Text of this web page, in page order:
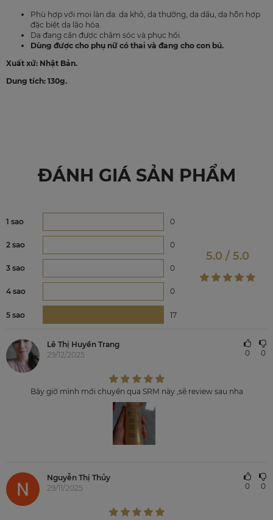
Phù hợp với mọi làn da: da khô, da thường, da dầu, da hỗn hợp
đặc biệt da lão hóa.
Da đang cần được chăm sóc và phục hồi.
Dùng được cho phụ nữ có thai và đang cho con bú.
Xuất xứ: Nhật Bản.
Dung tích: 130g.
ĐÁNH GIÁ SẢN PHẨM
1 sao 0
2 sao 0
3 sao 0
4 sao 0
5 sao 17
5.0 / 5.0
Lê Thị Huyền Trang
29/12/2025
Bây giờ mình mới chuyển qua SRM này ,sẽ review sau nha
0 0
Nguyễn Thị Thủy
29/11/2025
0 0